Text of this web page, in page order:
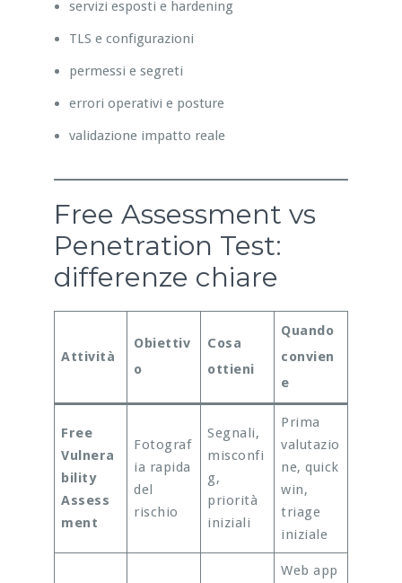
servizi esposti e hardening
TLS e configurazioni
permessi e segreti
errori operativi e posture
validazione impatto reale
Free Assessment vs
Penetration Test:
differenze chiare
Attività
Obiettiv
o
Cosa
ottieni
Quando
convien
e
Free
Vulnera
bility
Assess
ment
Fotograf
ia rapida
del
rischio
Segnali,
misconfi
g,
priorità
iniziali
Prima
valutazio
ne, quick
win,
triage
iniziale
Web app